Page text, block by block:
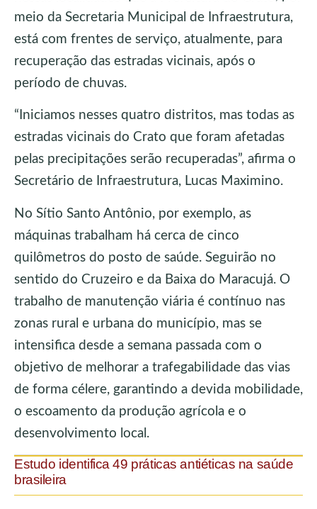
meio da Secretaria Municipal de Infraestrutura,
está com frentes de serviço, atualmente, para
recuperação das estradas vicinais, após o
período de chuvas.
“Iniciamos nesses quatro distritos, mas todas as
estradas vicinais do Crato que foram afetadas
pelas precipitações serão recuperadas”, afirma o
Secretário de Infraestrutura, Lucas Maximino.
No Sítio Santo Antônio, por exemplo, as
máquinas trabalham há cerca de cinco
quilômetros do posto de saúde. Seguirão no
sentido do Cruzeiro e da Baixa do Maracujá. O
trabalho de manutenção viária é contínuo nas
zonas rural e urbana do município, mas se
intensifica desde a semana passada com o
objetivo de melhorar a trafegabilidade das vias
de forma célere, garantindo a devida mobilidade,
o escoamento da produção agrícola e o
desenvolvimento local.
Estudo identifica 49 práticas antiéticas na saúde
brasileira